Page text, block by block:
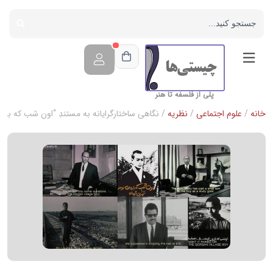
پلی از فلسفه تا هنر
خانه / علوم اجتماعی / نظریه / نگاهی ساختارگرایانه به مستندِ “اون شب که